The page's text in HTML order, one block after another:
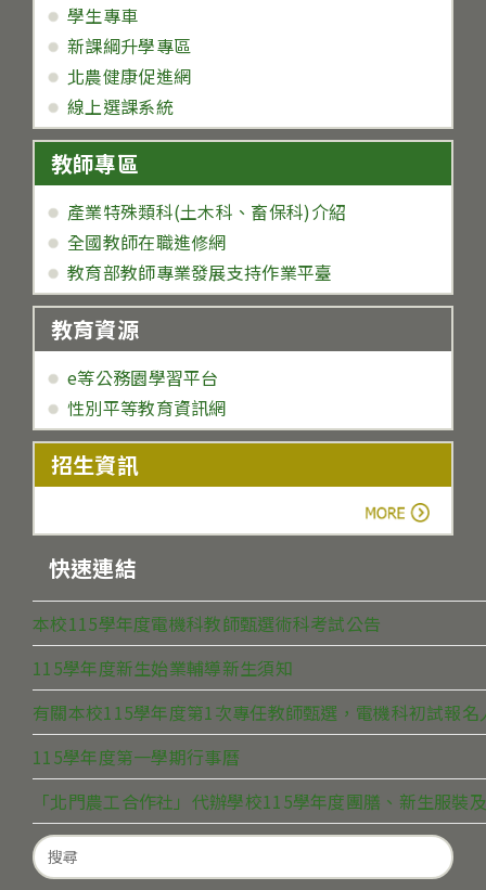
學生專車
新課綱升學專區
北農健康促進網
線上選課系統
教師專區
產業特殊類科(土木科、畜保科)介紹
全國教師在職進修網
教育部教師專業發展支持作業平臺
教育資源
e等公務園學習平台
性別平等教育資訊網
招生資訊
快速連結
本校115學年度電機科教師甄選術科考試公告
115學年度新生始業輔導新生須知
有關本校115學年度第1次專任教師甄選，電機科初試報
115學年度第一學期行事曆
「北門農工合作社」代辦學校115學年度團膳、新生服裝
Search
for: